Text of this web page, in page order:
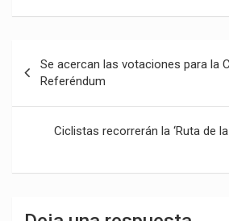
de
entradas
Se acercan las votaciones para la
Referéndum
Ciclistas recorrerán la ‘Ruta de